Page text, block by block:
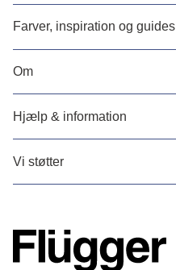
Farver, inspiration og guides
Om
Hjælp & information
Vi støtter